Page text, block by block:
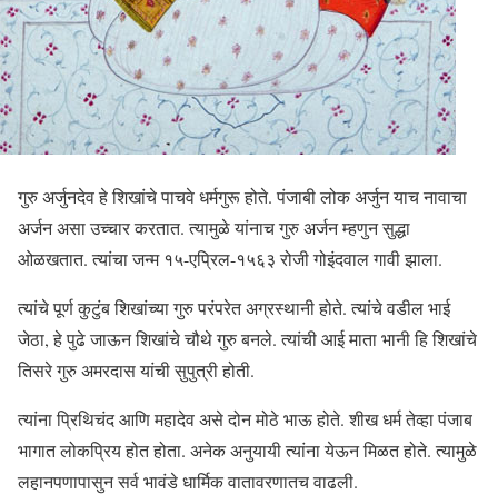
गुरु अर्जुनदेव हे शिखांचे पाचवे धर्मगुरू होते. पंजाबी लोक अर्जुन याच नावाचा
अर्जन असा उच्चार करतात. त्यामुळे यांनाच गुरु अर्जन म्हणुन सुद्धा
ओळखतात. त्यांचा जन्म १५-एप्रिल-१५६३ रोजी गोइंदवाल गावी झाला.
त्यांचे पूर्ण कुटुंब शिखांच्या गुरु परंपरेत अग्रस्थानी होते. त्यांचे वडील भाई
जेठा, हे पुढे जाऊन शिखांचे चौथे गुरु बनले. त्यांची आई माता भानी हि शिखांचे
तिसरे गुरु अमरदास यांची सुपुत्री होती.
त्यांना प्रिथिचंद आणि महादेव असे दोन मोठे भाऊ होते. शीख धर्म तेव्हा पंजाब
भागात लोकप्रिय होत होता. अनेक अनुयायी त्यांना येऊन मिळत होते. त्यामुळे
लहानपणापासुन सर्व भावंडे धार्मिक वातावरणातच वाढली.